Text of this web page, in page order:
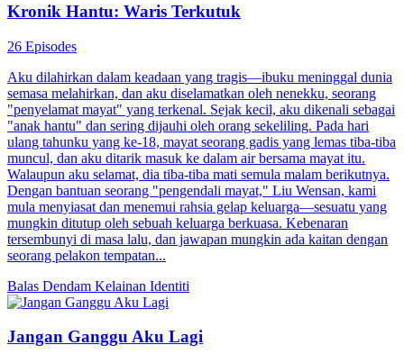
Kronik Hantu: Waris Terkutuk
26 Episodes
Aku dilahirkan dalam keadaan yang tragis—ibuku meninggal dunia
semasa melahirkan, dan aku diselamatkan oleh nenekku, seorang
"penyelamat mayat" yang terkenal. Sejak kecil, aku dikenali sebagai
"anak hantu" dan sering dijauhi oleh orang sekeliling. Pada hari
ulang tahunku yang ke-18, mayat seorang gadis yang lemas tiba-tiba
muncul, dan aku ditarik masuk ke dalam air bersama mayat itu.
Walaupun aku selamat, dia tiba-tiba mati semula malam berikutnya.
Dengan bantuan seorang "pengendali mayat," Liu Wensan, kami
mula menyiasat dan menemui rahsia gelap keluarga—sesuatu yang
mungkin ditutup oleh sebuah keluarga berkuasa. Kebenaran
tersembunyi di masa lalu, dan jawapan mungkin ada kaitan dengan
seorang pelakon tempatan...
Balas Dendam Kelainan Identiti
Jangan Ganggu Aku Lagi